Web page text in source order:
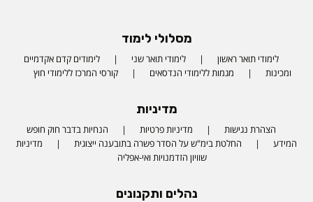
מסלולי לימוד
לימודי תואר ראשון לימודי תואר שני
לימודים קדם אקדמיים
ומכינות
מגמות ללימודי הנדסאים קורסי המרכז ללימודי חוץ
מדיניות
הצהרת נגישות מדיניות פרטיות
הנחיות בדבר חוק חופש
המידע
החלטת בימ"ש על הסדר פשרה בתובענה ייצוגית
מדיניות
שוויון הזדמנויות ואי-אפליה
נהלים ותקנונים